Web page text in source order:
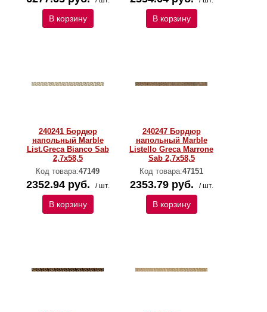
В корзину В корзину
240241 Бордюр
напольный Marble
List.Greca Bianco Sab
2,7x58,5
Код товара:47149
2352.94 руб. / шт.
В корзину
240247 Бордюр
напольный Marble
Listello Greca Marrone
Sab 2,7x58,5
Код товара:47151
2353.79 руб. / шт.
В корзину